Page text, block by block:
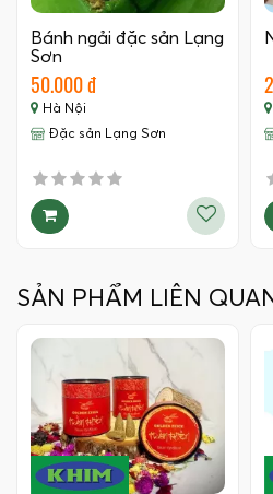
Bánh ngải đặc sản Lạng
Sơn
50.000 đ
Hà Nội
Đặc sản Lạng Sơn
SẢN PHẨM LIÊN